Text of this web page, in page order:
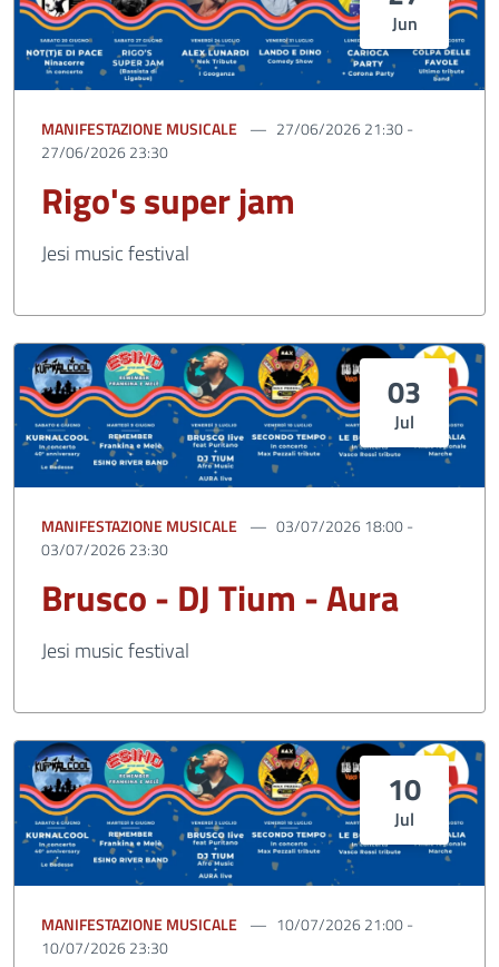
Jun
MANIFESTAZIONE MUSICALE
27/06/2026 21:30 -
27/06/2026 23:30
Rigo's super jam
Jesi music festival
03
Jul
MANIFESTAZIONE MUSICALE
03/07/2026 18:00 -
03/07/2026 23:30
Brusco - DJ Tium - Aura
Jesi music festival
10
Jul
MANIFESTAZIONE MUSICALE
10/07/2026 21:00 -
10/07/2026 23:30